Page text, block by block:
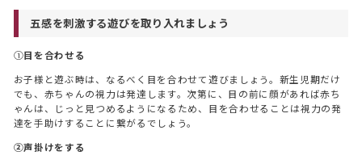
五感を刺激する遊びを取り入れましょう
①目を合わせる
お子様と遊ぶ時は、なるべく目を合わせて遊びましょう。新生児期だけ
でも、赤ちゃんの視力は発達します。次第に、目の前に顔があれば赤ち
ゃんは、じっと見つめるようになるため、目を合わせることは視力の発
達を手助けすることに繋がるでしょう。
②声掛けをする